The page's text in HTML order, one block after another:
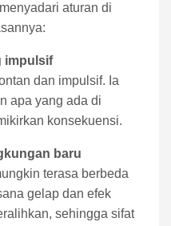
aturan di
impulsif
dan impulsif. Ia
apa yang ada di
konsekuensi.
baru
terasa berbeda
gelap dan efek
sehingga sifat